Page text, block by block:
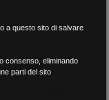
a questo sito di salvare
consenso, eliminando
parti del sito